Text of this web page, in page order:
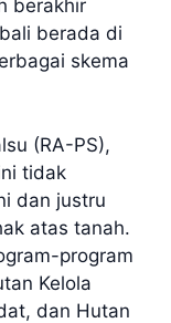
berakhir
berada di
skema
(RA-PS),
tidak
dan justru
atas tanah.
program
Kelola
dan Hutan